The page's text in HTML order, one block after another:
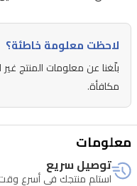
3.2
مع
مناسبة
للاعبين
والمبدعين
لاحظت معلومة خاطئة؟
بلّغنا عن معلومات المنتج
مكافأة.
معلومات
توصيل سريع
استلم منتجك في أسرع